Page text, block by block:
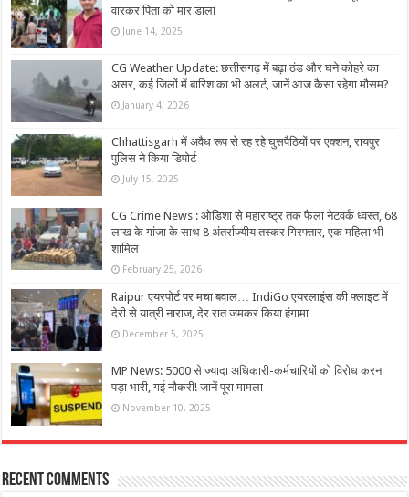
वारकर पिता को मार डाला
June 14, 2025
CG Weather Update: छत्तीसगढ़ में बढ़ा ठंड और घने कोहरे का
असर, कई जिलों में बारिश का भी अलर्ट, जानें आज कैसा रहेगा मौसम?
January 4, 2026
Chhattisgarh में अवैध रूप से रह रहे घुसपैठियों पर एक्शन, रायपुर
पुलिस ने किया डिपोर्ट
July 15, 2025
CG Crime News : ओडिशा से महाराष्ट्र तक फैला नेटवर्क ध्वस्त, 68
लाख के गांजा के साथ 8 अंतर्राज्यीय तस्कर गिरफ्तार, एक महिला भी
शामिल
February 25, 2026
Raipur एयरपोर्ट पर मचा बवाल… IndiGo एयरलाइंस की फ्लाइट में
देरी से यात्री नाराज, देर रात जमकर किया हंगामा
December 5, 2025
MP News: 5000 से ज्यादा अधिकारी-कर्मचारियों को विरोध करना
पड़ा भारी, गई नौकरी! जानें पूरा मामला
November 10, 2025
Recent Comments